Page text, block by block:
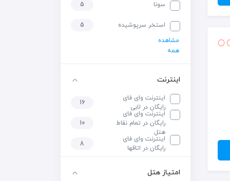
سونا 5
استخر سرپوشیده
5
مشاهده
همه
اینترنت
اینترنت وای فای
رایگان در لابی
16
اینترنت وای فای
رایگان در تمام نقاط
هتل
10
اینترنت وای فای
رایگان در اتاقها
8
امتیاز هتل